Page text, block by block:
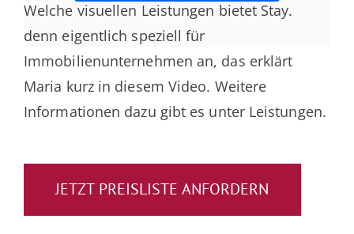
Welche visuellen Leistungen bietet Stay.
denn eigentlich speziell für
Immobilienunternehmen an, das erklärt
Maria kurz in diesem Video. Weitere
Informationen dazu gibt es unter Leistungen.
JETZT PREISLISTE ANFORDERN